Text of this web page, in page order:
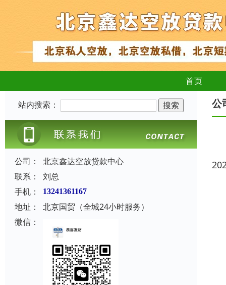
首页
站内搜索：
公司：
北京鑫达空放贷款中心
联系：
刘总
手机：
13241361167
地址：
北京国贸（全城24小时服务）
微信：
公